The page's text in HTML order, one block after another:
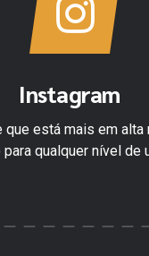
Instagram
que está mais em alta
para qualquer nível de